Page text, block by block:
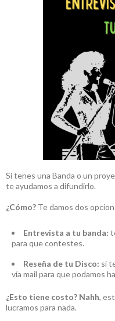
Si tenes una Banda o un
te ayudamos a difundirlo.
¿Cómo? Te damos dos
Entrevista a tu banda:
para que contestes.
Reseña de tu Disco: si
vía mail para que podamos
¿Esto tiene costo? Nahh,
lucramos para nada.